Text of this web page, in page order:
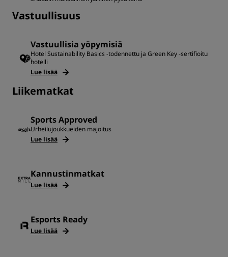
Vastuullisuus
Vastuullisia yöpymisiä
Hotel Sustainability Basics -todennettu ja Green Key -sertifioitu
hotelli
Lue lisää
Liikematkat
Sports Approved
Urheilujoukkueiden majoitus
Lue lisää
Kannustinmatkat
Lue lisää
Esports Ready
Lue lisää